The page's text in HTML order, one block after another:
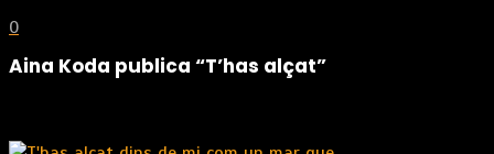
0
Aina Koda publica “T’has alçat”